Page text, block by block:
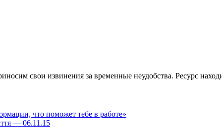
свои извинения за временные неудобства. Ресурс
что поможет тебе в работе»
— 06.11.15